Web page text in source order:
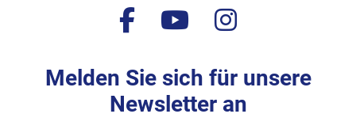
facebook
youtubeinstagram
Melden Sie sich für unsere
Newsletter an